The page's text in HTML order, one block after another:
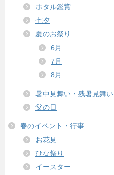
ホタル鑑賞
七夕
夏のお祭り
6月
7月
8月
暑中見舞い・残暑見舞い
父の日
春のイベント・行事
お花見
ひな祭り
イースター